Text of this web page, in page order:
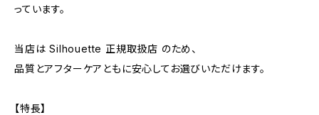
っています。
当店は Silhouette 正規取扱店 のため、
品質とアフターケアともに安心してお選びいただけます。
【特長】